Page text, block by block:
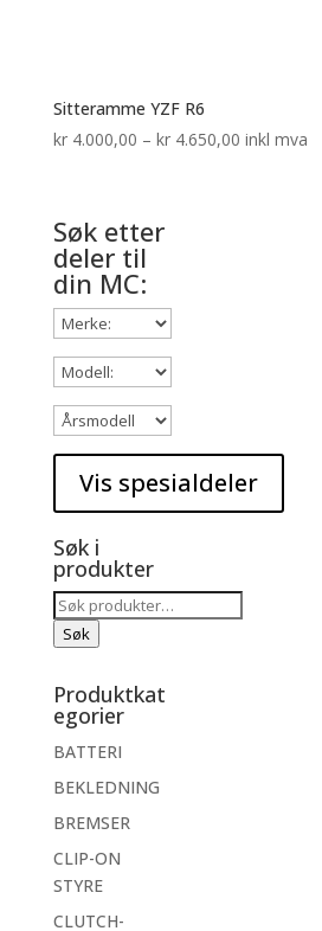
Sitteramme YZF R6
kr4.000,00 – kr4.650,00Prisområde:
inkl mva
Søk etter
deler til
din MC:
Søk i
produkter
Søk
etter:
Søk
Produktkat
egorier
BATTERI
BEKLEDNING
BREMSER
CLIP-ON
STYRE
CLUTCH-